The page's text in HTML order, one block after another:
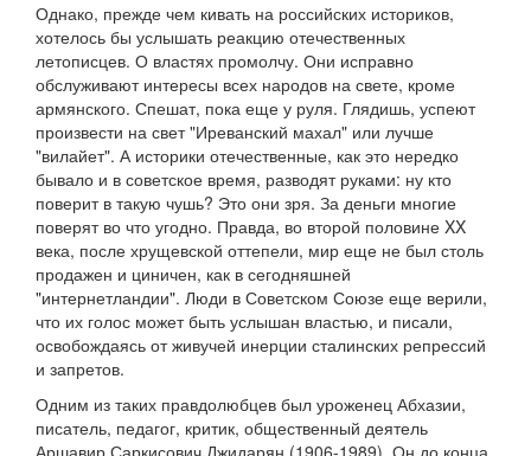
Однако, прежде чем кивать на российских историков,
хотелось бы услышать реакцию отечественных
летописцев. О властях промолчу. Они исправно
обслуживают интересы всех народов на свете, кроме
армянского. Спешат, пока еще у руля. Глядишь, успеют
произвести на свет "Иреванский махал" или лучше
"вилайет". А историки отечественные, как это нередко
бывало и в советское время, разводят руками: ну кто
поверит в такую чушь? Это они зря. За деньги многие
поверят во что угодно. Правда, во второй половине XX
века, после хрущевской оттепели, мир еще не был столь
продажен и циничен, как в сегодняшней
"интернетландии". Люди в Советском Союзе еще верили,
что их голос может быть услышан властью, и писали,
освобождаясь от живучей инерции сталинских репрессий
и запретов.
Одним из таких правдолюбцев был уроженец Абхазии,
писатель, педагог, критик, общественный деятель